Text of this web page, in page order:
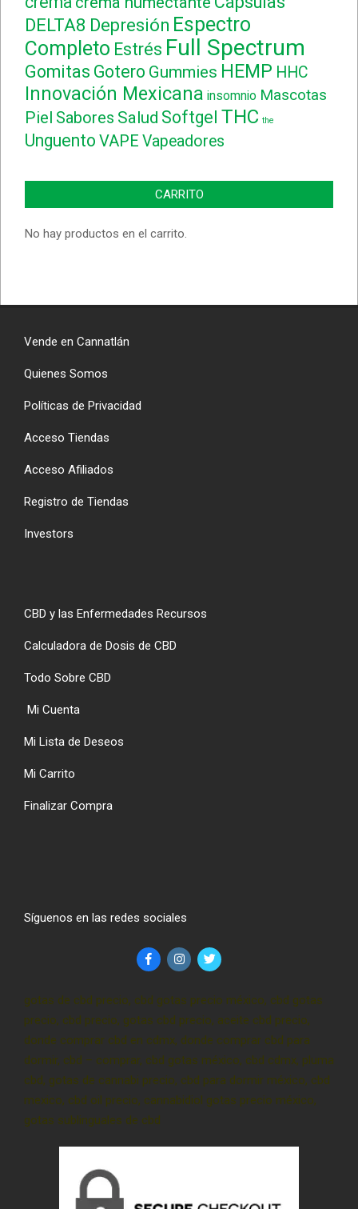
DELTA8 Depresión Espectro
Completo Estrés Full Spectrum
Gomitas Gotero Gummies HEMP HHC
Innovación Mexicana insomnio Mascotas
Piel Sabores Salud Softgel THC the
Unguento VAPE Vapeadores
CARRITO
No hay productos en el carrito.
Vende en Cannatlán
Quienes Somos
Políticas de Privacidad
Acceso Tiendas
Acceso Afiliados
Registro de Tiendas
Investors
CBD y las Enfermedades Recursos
Calculadora de Dosis de CBD
Todo Sobre CBD
Mi Cuenta
Mi Lista de Deseos
Mi Carrito
Finalizar Compra
Síguenos en las redes sociales
gotas de cbd precio, cbd gotas precio méxico, cbd gotas
precio, cbd precio, gotas cbd precio, aceite cbd precio,
donde comprar cbd en cdmx, donde comprar cbd para
dormir, cbd – comprar, cbd gotas méxico, cbd cdmx, pluma
cbd, gotas de cannabi precio, cbd para dormir méxico, cbd
mexico, cbd oil precio, cannabidiol gotas precio méxico,
gotas sublinguales de cbd